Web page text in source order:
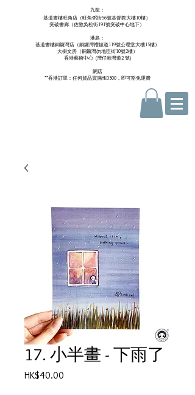
九龍：
基道書樓旺角店（旺角弼街56號基督教大樓10樓）
突破書廊（佐敦吳松街191號突破中心地下）
港島：
基道書樓銅鑼灣店（銅鑼灣禮頓道119號公理堂大樓15樓）
大樹文房（銅鑼灣勿地臣街10號2樓）
香港藝術中心 ​ (灣仔港灣道2 號)
網店
**香港訂單：任何貨品買滿HKD300，即可豁免運費
17. 小半畫 - 下雨了
HK$40.00